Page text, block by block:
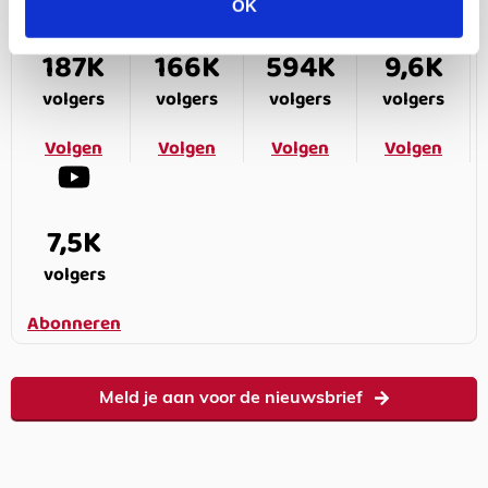
OK
187K
volgers
Volgen
166K
volgers
Volgen
594K
volgers
Volgen
9,6K
volgers
Volgen
7,5K
volgers
Abonneren
Meld je aan voor de nieuwsbrief